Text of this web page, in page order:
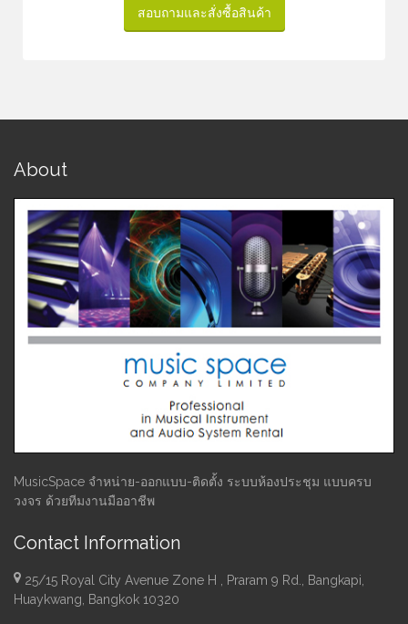
สอบถามและสั่งซื้อสินค้า
About
MusicSpace จำหน่าย-ออกแบบ-ติดตั้ง ระบบห้องประชุม แบบครบ
วงจร ด้วยทีมงานมืออาชีพ
Contact Information
25/15 Royal City Avenue Zone H , Praram 9 Rd., Bangkapi,
Huaykwang, Bangkok 10320